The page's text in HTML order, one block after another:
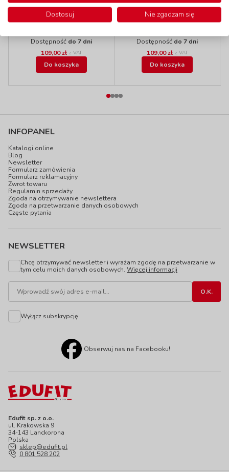
Pufa KWADRAT, 15
cm, szara
Dostępność do 7 dni
109,00 zł z VAT
Do koszyka
Pufa KWADRAT, 15
cm, niebieska
Dostępność do 7 dni
109,00 zł z VAT
Do koszyka
Edufit sp. z o.o.
ul. Krakowska 9
34-143 Lanckorona
Polska
sklep@edufit.pl
0 801 528 202
INFOPANEL
Katalogi online
Blog
Newsletter
Formularz zamówienia
Formularz reklamacyjny
Zwrot towaru
Regulamin sprzedaży
Zgoda na otrzymywanie newslettera
Zgoda na przetwarzanie danych osobowych
Częste pytania
NEWSLETTER
Chcę otrzymywać newsletter i wyrażam zgodę na przetwarzanie w
tym celu moich danych osobowych. Więcej informacji
Wyłącz subskrypcję
Obserwuj nas na Facebooku!
Dostosuj
Nie zgadzam się